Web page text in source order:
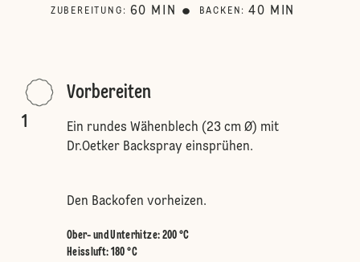
ZUBEREITUNG : 60 MIN BACKEN : 40 MIN
1
Vorbereiten
Ein rundes Wähenblech (23 cm Ø) mit
Dr.Oetker Backspray einsprühen.
Den Backofen vorheizen.
Ober- und Unterhitze: 200 °C
Heissluft: 180 °C